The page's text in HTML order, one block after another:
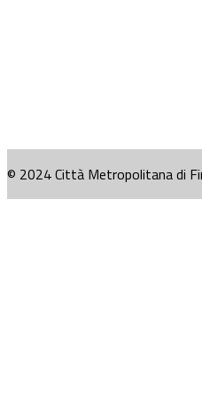
© 2024 Città Metropolitana di